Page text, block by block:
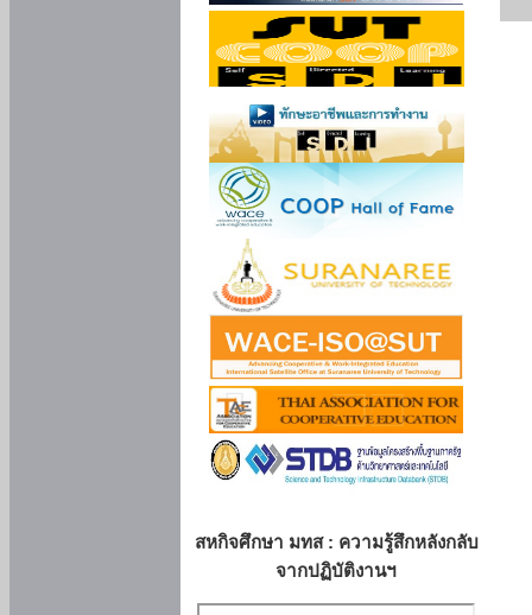
สหกิจศึกษา มทส : ความรู้สึกหลังกลับ
จากปฏิบัติงานฯ